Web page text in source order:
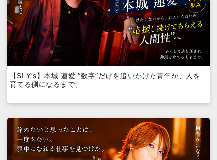
【SLY’s】本城 蓮愛 “数字”だけを追いかけた青年が、人を
育てる側になるまで。